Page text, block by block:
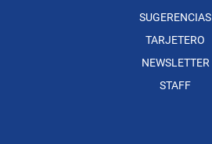
SUGERENCIAS
TARJETERO
NEWSLETTER
STAFF